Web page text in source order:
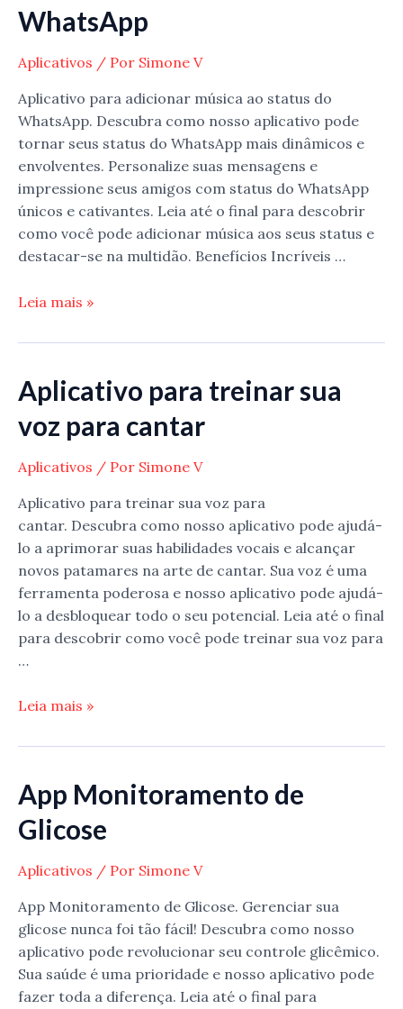
WhatsApp
Aplicativos / Por Simone V
Aplicativo para adicionar música ao status do
WhatsApp. Descubra como nosso aplicativo pode
tornar seus status do WhatsApp mais dinâmicos e
envolventes. Personalize suas mensagens e
impressione seus amigos com status do WhatsApp
únicos e cativantes. Leia até o final para descobrir
como você pode adicionar música aos seus status e
destacar-se na multidão. Benefícios Incríveis …
Aplicativo
adicionar
ao
do
WhatsApp
Leia mais »
Aplicativo para treinar sua
voz para cantar
Aplicativos / Por Simone V
Aplicativo para treinar sua voz para
cantar. Descubra como nosso aplicativo pode ajudá-
lo a aprimorar suas habilidades vocais e alcançar
novos patamares na arte de cantar. Sua voz é uma
ferramenta poderosa e nosso aplicativo pode ajudá-
lo a desbloquear todo o seu potencial. Leia até o final
para descobrir como você pode treinar sua voz para
…
Aplicativo
treinar
voz
para
cantar
Leia mais »
App Monitoramento de
Glicose
Aplicativos / Por Simone V
App Monitoramento de Glicose. Gerenciar sua
glicose nunca foi tão fácil! Descubra como nosso
aplicativo pode revolucionar seu controle glicêmico.
Sua saúde é uma prioridade e nosso aplicativo pode
fazer toda a diferença. Leia até o final para